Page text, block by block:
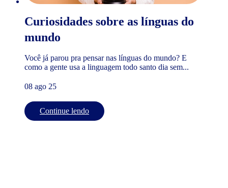
Curiosidades sobre as línguas do
mundo
Você já parou pra pensar nas línguas do mundo? E
como a gente usa a linguagem todo santo dia sem...
08 ago 25
Continue lendo